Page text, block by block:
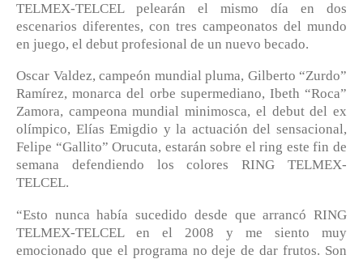
TELMEX-TELCEL pelearán el mismo día en dos
escenarios diferentes, con tres campeonatos del mundo
en juego, el debut profesional de un nuevo becado.
Oscar Valdez, campeón mundial pluma, Gilberto “Zurdo”
Ramírez, monarca del orbe supermediano, Ibeth “Roca”
Zamora, campeona mundial minimosca, el debut del ex
olímpico, Elías Emigdio y la actuación del sensacional,
Felipe “Gallito” Orucuta, estarán sobre el ring este fin de
semana defendiendo los colores RING TELMEX-
TELCEL.
“Esto nunca había sucedido desde que arrancó RING
TELMEX-TELCEL en el 2008 y me siento muy
emocionado que el programa no deje de dar frutos. Son